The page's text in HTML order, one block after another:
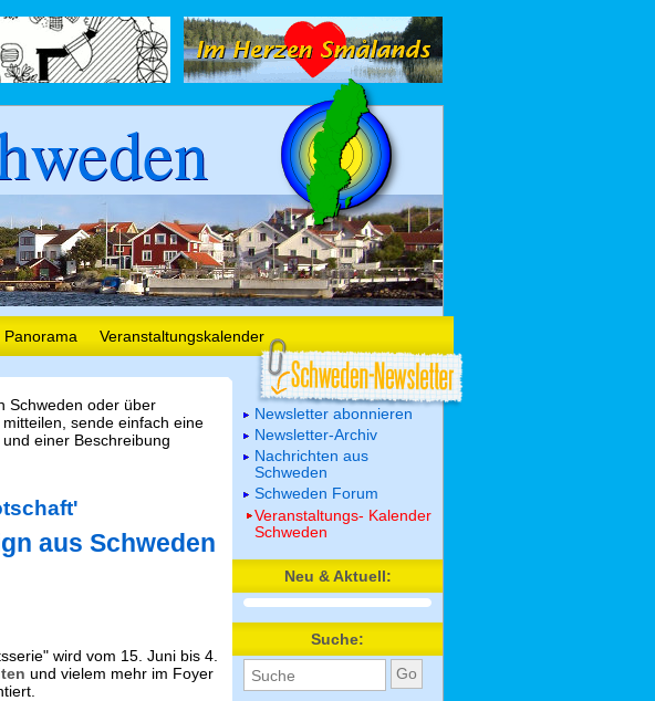
Panorama Veranstaltungskalender
Schweden oder über
sende einfach eine
einer Beschreibung
aus Schweden
wird vom 15. Juni bis 4.
und vielem mehr im Foyer
Newsletter abonnieren
Newsletter-Archiv
Nachrichten aus
Schweden
Schweden Forum
Veranstaltungs- Kalender
Schweden
Neu & Aktuell:
Suche: